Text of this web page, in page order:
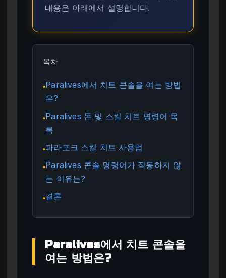
내용은 아래에서 설명합니다.
목차
●Paralives에서 치트 콘솔을 여는 방법
은?
●Paralives 돈 및 스킬 치트 명령어 목
록
●파라포크 스킬 치트 사용법
●Paralives 콘솔 명령어가 작동하지 않
는 이유는?
●결론
Paralives에서 치트 콘솔을
여는 방법은?